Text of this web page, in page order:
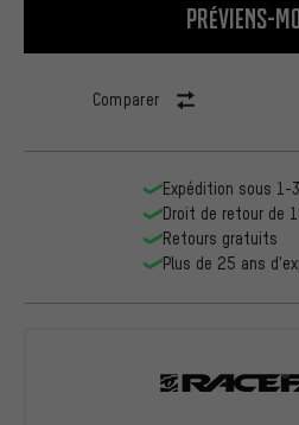
Préviens-
Comparer
Expédition sous 1-
Droit de retour de
Retours gratuits
Plus de 25 ans